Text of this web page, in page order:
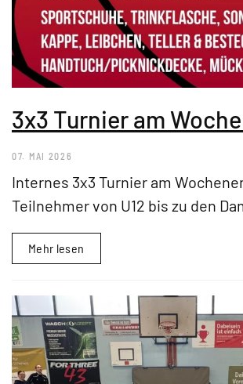
3x3 Turnier am
07. MAI 2026
Internes 3x3 Turnier am
Teilnehmer von U12 bis zu den
Mehr lesen